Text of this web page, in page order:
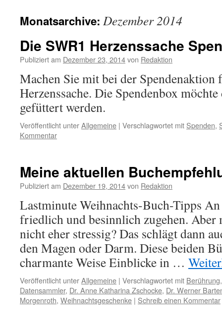
Monatsarchive: Dezember 2014
Die SWR1 Herzenssache
Publiziert am Dezember 23, 2014von Redaktion
Machen Sie mit bei der Spendenaktion
Herzenssache. Die Spendenbox möchte
gefüttert werden.
Veröffentlicht unterAllgemeine | Verschlagwortet mit Spenden,
Kommentar
Meine aktuellen
Publiziert am Dezember 19, 2014von Redaktion
Lastminute Weihnachts-Buch-Tipps
friedlich und besinnlich zugehen. Aber
nicht eher stressig? Das schlägt dann
den Magen oder Darm. Diese beiden
charmante Weise Einblicke in …
Veröffentlicht unterAllgemeine | Verschlagwortet mit Berührung
Datensammler, Dr. Anne Katharina Zschocke, Dr. Werner
Morgenroth, Weihnachtsgeschenke | Schreib einen Kommentar